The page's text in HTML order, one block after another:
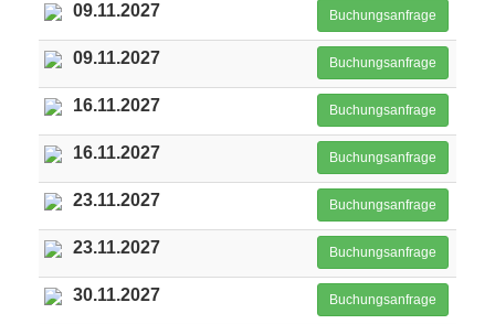
09.11.2027 Buchungsanfrage
09.11.2027 Buchungsanfrage
16.11.2027 Buchungsanfrage
16.11.2027 Buchungsanfrage
23.11.2027 Buchungsanfrage
23.11.2027 Buchungsanfrage
30.11.2027 Buchungsanfrage